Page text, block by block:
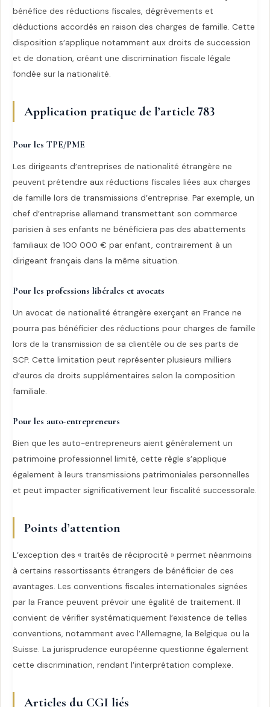
bénéfice des réductions fiscales, dégrèvements et
déductions accordés en raison des charges de famille. Cette
disposition s’applique notamment aux droits de succession
et de donation, créant une discrimination fiscale légale
fondée sur la nationalité.
Application pratique de l’article 783
Pour les TPE/PME
Les dirigeants d’entreprises de nationalité étrangère ne
peuvent prétendre aux réductions fiscales liées aux charges
de famille lors de transmissions d’entreprise. Par exemple, un
chef d’entreprise allemand transmettant son commerce
parisien à ses enfants ne bénéficiera pas des abattements
familiaux de 100 000 € par enfant, contrairement à un
dirigeant français dans la même situation.
Pour les professions libérales et avocats
Un avocat de nationalité étrangère exerçant en France ne
pourra pas bénéficier des réductions pour charges de famille
lors de la transmission de sa clientèle ou de ses parts de
SCP. Cette limitation peut représenter plusieurs milliers
d’euros de droits supplémentaires selon la composition
familiale.
Pour les auto-entrepreneurs
Bien que les auto-entrepreneurs aient généralement un
patrimoine professionnel limité, cette règle s’applique
également à leurs transmissions patrimoniales personnelles
et peut impacter significativement leur fiscalité successorale.
Points d’attention
L’exception des « traités de réciprocité » permet néanmoins
à certains ressortissants étrangers de bénéficier de ces
avantages. Les conventions fiscales internationales signées
par la France peuvent prévoir une égalité de traitement. Il
convient de vérifier systématiquement l’existence de telles
conventions, notamment avec l’Allemagne, la Belgique ou la
Suisse. La jurisprudence européenne questionne également
cette discrimination, rendant l’interprétation complexe.
Articles du CGI liés